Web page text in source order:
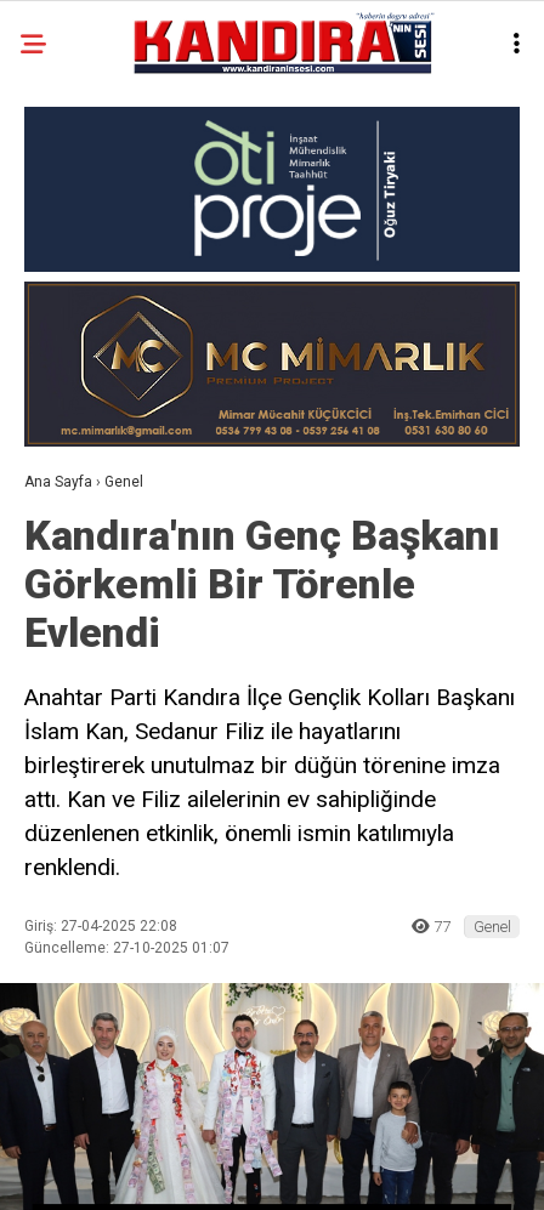
Ana Sayfa › Genel
Kandıra'nın Genç Başkanı
Görkemli Bir Törenle
Evlendi
Anahtar Parti Kandıra İlçe Gençlik Kolları Başkanı
İslam Kan, Sedanur Filiz ile hayatlarını
birleştirerek unutulmaz bir düğün törenine imza
attı. Kan ve Filiz ailelerinin ev sahipliğinde
düzenlenen etkinlik, önemli ismin katılımıyla
renklendi.
Giriş: 27-04-2025 22:08
Güncelleme: 27-10-2025 01:07
77 Genel